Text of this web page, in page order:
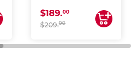
$189.00
$209.00